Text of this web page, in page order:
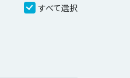
すべて選択